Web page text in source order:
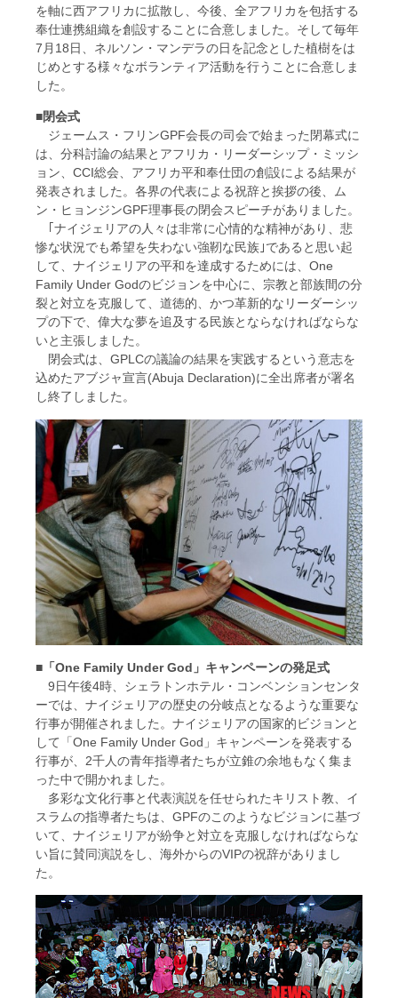
を軸に西アフリカに拡散し、今後、全アフリカを包括する
奉仕連携組織を創設することに合意しました。そして毎年
7月18日、ネルソン・マンデラの日を記念とした植樹をは
じめとする様々なボランティア活動を行うことに合意しま
した。
■閉会式
ジェームス・フリンGPF会長の司会で始まった閉幕式に
は、分科討論の結果とアフリカ・リーダーシップ・ミッシ
ョン、CCI総会、アフリカ平和奉仕団の創設による結果が
発表されました。各界の代表による祝辞と挨拶の後、ム
ン・ヒョンジンGPF理事長の閉会スピーチがありました。
｢ナイジェリアの人々は非常に心情的な精神があり、悲
惨な状況でも希望を失わない強靭な民族｣であると思い起
して、ナイジェリアの平和を達成するためには、One
Family Under Godのビジョンを中心に、宗教と部族間の分
裂と対立を克服して、道徳的、かつ革新的なリーダーシッ
プの下で、偉大な夢を追及する民族とならなければならな
いと主張しました。
閉会式は、GPLCの議論の結果を実践するという意志を
込めたアブジャ宣言(Abuja Declaration)に全出席者が署名
し終了しました。
■「One Family Under God」キャンペーンの発足式
9日午後4時、シェラトンホテル・コンベンションセンタ
ーでは、ナイジェリアの歴史の分岐点となるような重要な
行事が開催されました。ナイジェリアの国家的ビジョンと
して「One Family Under God」キャンペーンを発表する
行事が、2千人の青年指導者たちが立錐の余地もなく集ま
った中で開かれました。
多彩な文化行事と代表演説を任せられたキリスト教、イ
スラムの指導者たちは、GPFのこのようなビジョンに基づ
いて、ナイジェリアが紛争と対立を克服しなければならな
い旨に賛同演説をし、海外からのVIPの祝辞がありまし
た。